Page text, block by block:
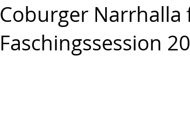
Coburger Narrhalla
Faschingssession